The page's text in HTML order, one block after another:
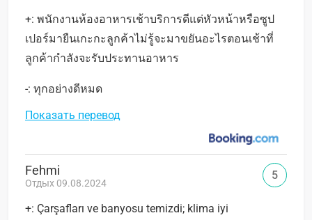
+: พนักงานห้องอาหารเช้าบริการดีแต่หัวหน้าหรือซูป
เปอร์มายืนเกะกะลูกค้าไม่รู้จะมาขยันอะไรตอนเช้าที่
ลูกค้ากำลังจะรับประทานอาหาร
-: ทุกอย่างดีหมด
Показать перевод
Fehmi
Отдых 09.08.2024
+: Çarşafları ve banyosu temizdi; klima iyi
5